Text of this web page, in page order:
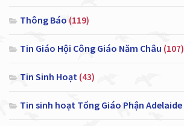
Thông Báo (119)
Tin Giáo Hội Công Giáo Năm Châu (107)
Tin Sinh Hoạt (43)
Tin sinh hoạt Tổng Giáo Phận Adelaide